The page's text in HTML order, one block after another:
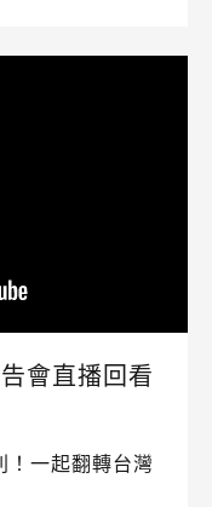
會直播回看
一起翻轉台灣